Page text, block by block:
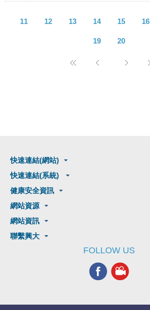
11 12 13 14 15 16
19 20
快速連結(網站)
快速連結(系統)
健康安全資訊
網站資源
網站資訊
聯繫興大
FOLLOW US